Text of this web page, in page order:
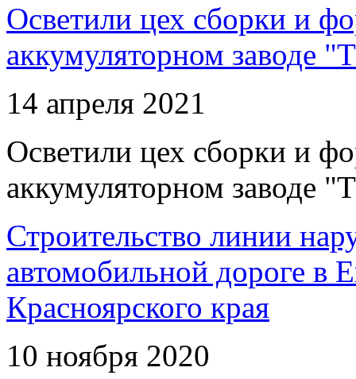
Осветили цех сборки и
аккумуляторном заводе
14 апреля 2021
Осветили цех сборки и
аккумуляторном заводе
Строительство линии
автомобильной дороге в
Красноярского края
10 ноября 2020